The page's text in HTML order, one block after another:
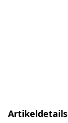
Artikeldetails